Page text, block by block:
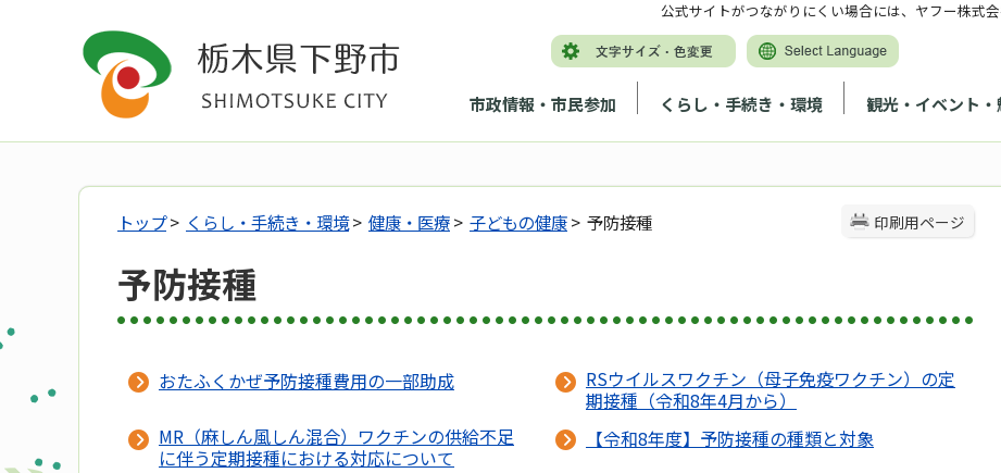
市政情報・市民参加 くらし・手続き・環境 観光・イベント・
公式サイトがつながりにくい場合には、ヤフー株式
印刷用ページ
トップ> くらし・手続き・環境> 健康・医療> 子どもの健康> 予防接種
予防接種
おたふくかぜ予防接種費用の一部助成
RSウイルスワクチン（母子免疫ワクチン）の定
期接種（令和8年4月から）
MR（麻しん風しん混合）ワクチンの供給不足
に伴う定期接種における対応について
【令和8年度】予防接種の種類と対象